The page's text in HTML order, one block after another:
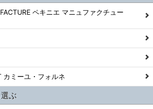
ペキニエ マニュファクチュー
カミーユ・フォルネ
ぶ